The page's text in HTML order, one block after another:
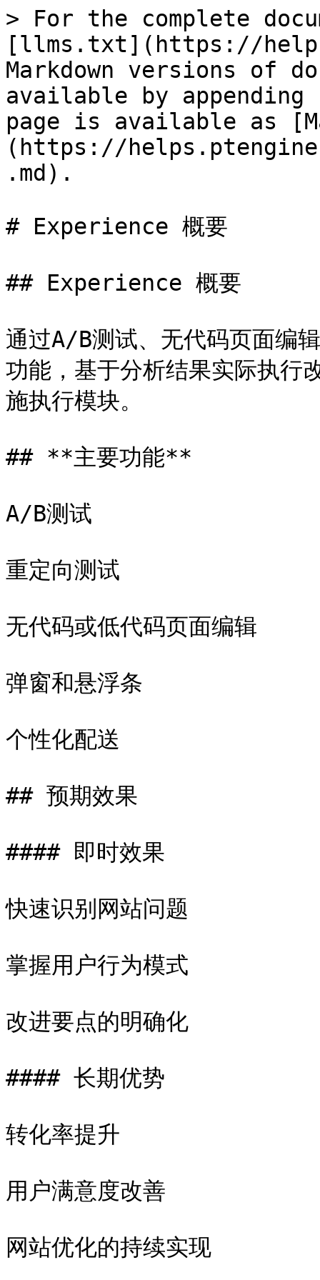
> For the complete
[llms.txt](https://
Markdown versions of
available by
page is available as
(https://
.md).
# Experience 概要
## Experience 概要
通过A/B测试、无代码页面编
功能，基于分析结果实际执行
施执行模块。
## **主要功能**
A/B测试
重定向测试
无代码或低代码页面编辑
弹窗和悬浮条
个性化配送
## 预期效果
#### 即时效果
快速识别网站问题
掌握用户行为模式
改进要点的明确化
#### 长期优势
转化率提升
用户满意度改善